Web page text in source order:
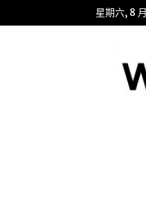
星期六, 8
招
財
貓